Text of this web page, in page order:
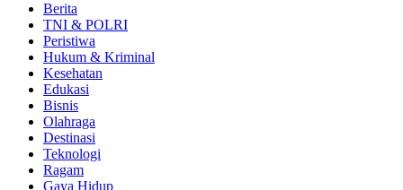
Berita
TNI & POLRI
Peristiwa
Hukum & Kriminal
Kesehatan
Edukasi
Bisnis
Olahraga
Destinasi
Teknologi
Ragam
Gaya Hidup